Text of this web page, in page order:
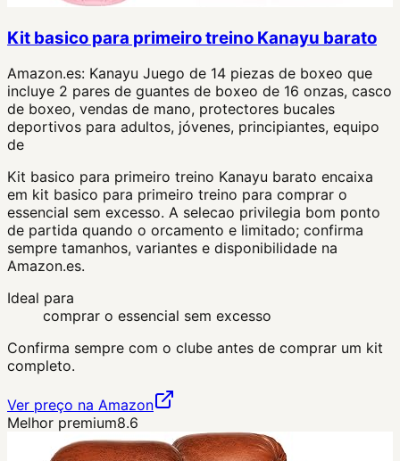
Kit basico para primeiro treino Kanayu barato
Amazon.es: Kanayu Juego de 14 piezas de boxeo que
incluye 2 pares de guantes de boxeo de 16 onzas, casco
de boxeo, vendas de mano, protectores bucales
deportivos para adultos, jóvenes, principiantes, equipo
de
Kit basico para primeiro treino Kanayu barato encaixa
em kit basico para primeiro treino para comprar o
essencial sem excesso. A selecao privilegia bom ponto
de partida quando o orcamento e limitado; confirma
sempre tamanhos, variantes e disponibilidade na
Amazon.es.
Ideal para
comprar o essencial sem excesso
Confirma sempre com o clube antes de comprar um kit
completo.
Ver preço na Amazon
Melhor premium8.6